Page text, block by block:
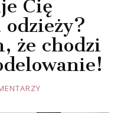
Cię
że chodzi